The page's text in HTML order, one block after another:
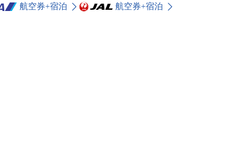
航空券+宿泊 航空券+宿泊